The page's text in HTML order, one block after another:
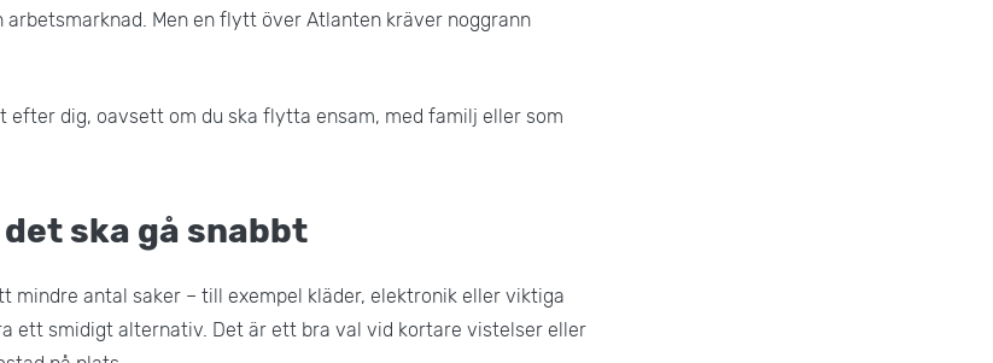
arbetsmarknad. Men en flytt över Atlanten kräver noggrann
efter dig, oavsett om du ska flytta ensam, med familj eller som
ska gå snabbt
mindre antal saker – till exempel kläder, elektronik eller viktiga
ett smidigt alternativ. Det är ett bra val vid kortare vistelser eller